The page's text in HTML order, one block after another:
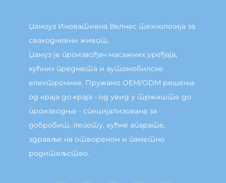
Џамоуз Иновативна Велнес технологија за
свакодневни живот.
Џамуз је произвођач масажних уређаја,
кућних предмета и аутомобилске
електронике. Пружамо OEM/ODM решења
од краја до краја - од увид у тржиште до
производње - специјализована за
добробит, лепоту, кућне апарате,
здравље на отвореном и паметно
родитељство.